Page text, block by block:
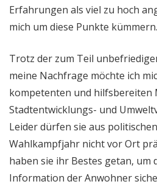
Erfahrungen als viel zu hoch
mich um diese Punkte kümmern.
Trotz der zum Teil
meine Nachfrage möchte ich
kompetenten und hilfsbereiten
Stadtentwicklungs- und
Leider dürfen sie aus
Wahlkampfjahr nicht vor Ort
haben sie ihr Bestes getan, um
Information der Anwohner